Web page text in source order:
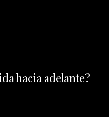
hacia adelante?